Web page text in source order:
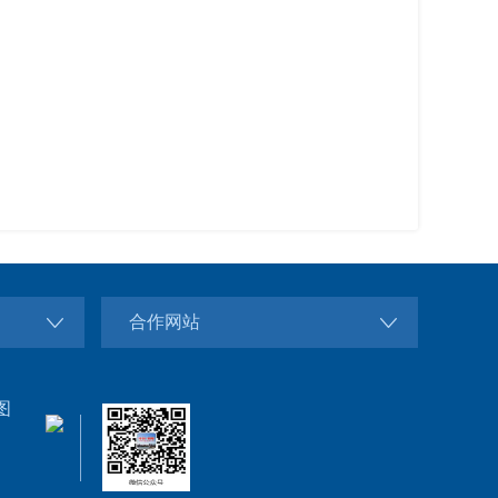
合作网站